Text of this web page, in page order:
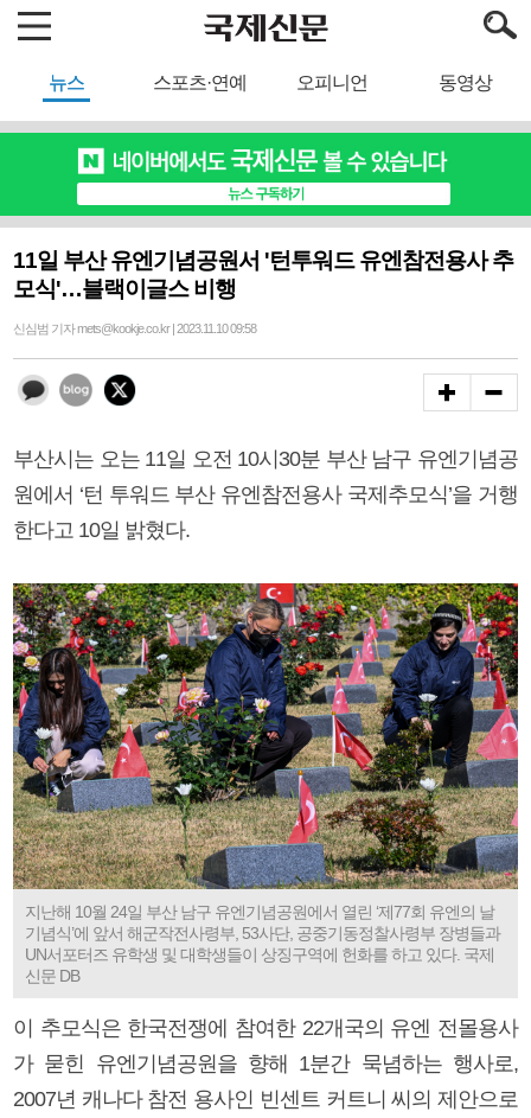
뉴스 스포츠·연예 오피니언 동영상
11일 부산 유엔기념공원서 '턴투워드 유엔참전용사 추
모식'…블랙이글스 비행
신심범 기자 mets@kookje.co.kr | 2023.11.10 09:58
부산시는 오는 11일 오전 10시30분 부산 남구 유엔기념공
원에서 ‘턴 투워드 부산 유엔참전용사 국제추모식’을 거행
한다고 10일 밝혔다.
지난해 10월 24일 부산 남구 유엔기념공원에서 열린 ‘제77회 유엔의 날
기념식’에 앞서 해군작전사령부, 53사단, 공중기동정찰사령부 장병들과
UN서포터즈 유학생 및 대학생들이 상징구역에 헌화를 하고 있다. 국제
신문 DB
이 추모식은 한국전쟁에 참여한 22개국의 유엔 전몰용사
가 묻힌 유엔기념공원을 향해 1분간 묵념하는 행사로,
2007년 캐나다 참전 용사인 빈센트 커트니 씨의 제안으로